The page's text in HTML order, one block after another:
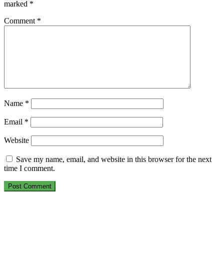
marked *
Comment *
Name *
Email *
Website
Save my name, email, and website in this browser for the next
time I comment.